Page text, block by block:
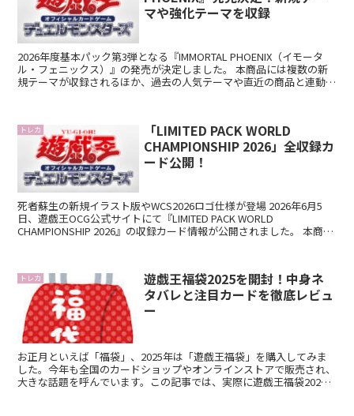
マや強化テーマを収録
2026年度基本パック第3弾となる『IMMORTAL PHOENIX（イモータ
ル・フェニックス）』の発売が決定しました。 本商品には複数の新
規テーマが収録されるほか、過去の人気テーマや直近の商品と連動し
トレカ
「LIMITED PACK WORLD
CHAMPIONSHIP 2026」全収録カ
ード公開！
死者蘇生の新規イラスト版やWCS2026ロゴ仕様が登場 2026年6月5
日、遊戯王OCG公式サイトにて『LIMITED PACK WORLD
CHAMPIONSHIP 2026』の収録カード情報が公開されました。 本商品
トレカ
遊戯王福袋2025を開封！中身ネ
タバレと注目カードを徹底レビュ
ー
お正月といえば「福袋」、2025年は「遊戯王福袋」を購入してみま
した。今年も全国のカードショップやオンラインストアで販売され、
大きな話題を呼んでいます。この記事では、実際に遊戯王福袋2025